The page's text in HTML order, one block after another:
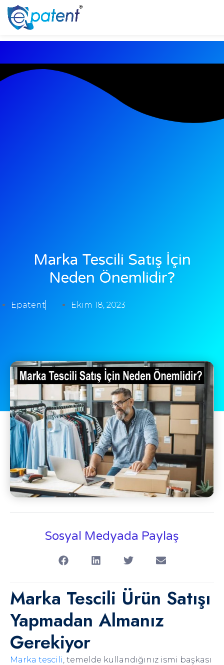
Marka Tescili Satış İçin
Neden Önemlidir?
Epatent Ekim 18, 2023
Sosyal Medyada Paylaş
Marka Tescili Ürün Satışı
Yapmadan Almanız
Gerekiyor
Marka tescili , temelde kullandığınız ismi başkası